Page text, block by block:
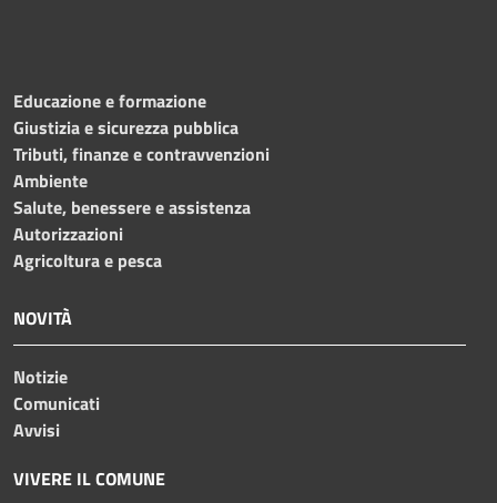
Educazione e formazione
Giustizia e sicurezza pubblica
Tributi, finanze e contravvenzioni
Ambiente
Salute, benessere e assistenza
Autorizzazioni
Agricoltura e pesca
NOVITÀ
Notizie
Comunicati
Avvisi
VIVERE IL COMUNE